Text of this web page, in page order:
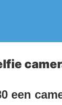
een